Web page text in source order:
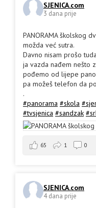
SJENICA.com
3 dana prije
PANORAMA školskog
možda već sutra.
Davno nisam prošo
ja vazda nađem nešto
pođemo od lijepe
pa možeš telefon da
.
#panorama #skola
#tvsjenica #sandzak
65 1 0
SJENICA.com
4 dana prije